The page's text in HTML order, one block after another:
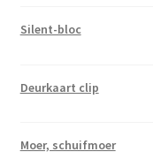
Silent-bloc
Deurkaart clip
Moer, schuifmoer